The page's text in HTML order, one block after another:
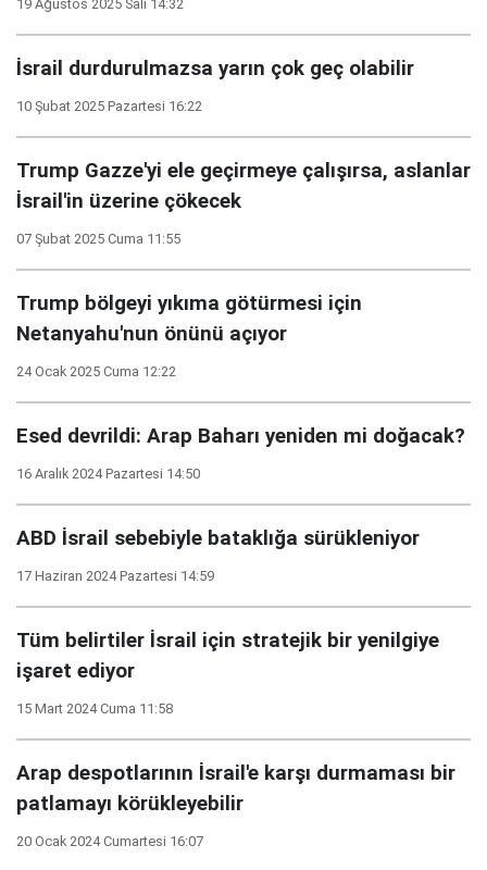
19 Ağustos 2025 Salı 14:32
İsrail durdurulmazsa yarın çok geç olabilir
10 Şubat 2025 Pazartesi 16:22
Trump Gazze'yi ele geçirmeye çalışırsa, aslanlar
İsrail'in üzerine çökecek
07 Şubat 2025 Cuma 11:55
Trump bölgeyi yıkıma götürmesi için
Netanyahu'nun önünü açıyor
24 Ocak 2025 Cuma 12:22
Esed devrildi: Arap Baharı yeniden mi doğacak?
16 Aralık 2024 Pazartesi 14:50
ABD İsrail sebebiyle bataklığa sürükleniyor
17 Haziran 2024 Pazartesi 14:59
Tüm belirtiler İsrail için stratejik bir yenilgiye
işaret ediyor
15 Mart 2024 Cuma 11:58
Arap despotlarının İsrail'e karşı durmaması bir
patlamayı körükleyebilir
20 Ocak 2024 Cumartesi 16:07